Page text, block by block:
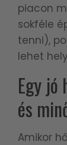
piacon
sokféle
tenni),
lehet
Egy jó
és
Amikor